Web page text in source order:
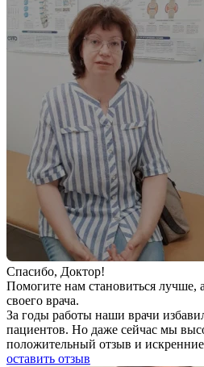
Спаcибо, Доктор!
Помогите нам становиться лучше,
своего врача.
За годы работы наши врачи
пациентов. Но даже сейчас мы
положительный отзыв и искренние
оставить отзыв